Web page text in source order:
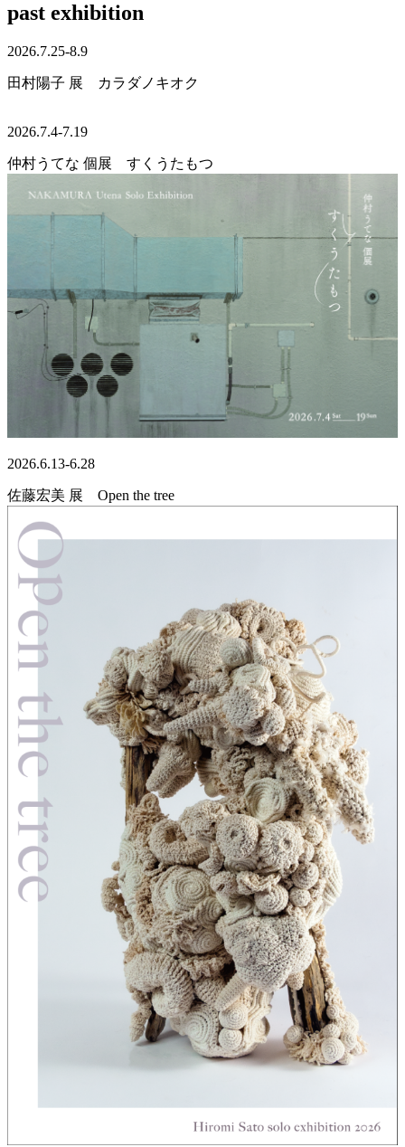
past exhibition
2026.7.25-8.9
田村陽子 展 カラダノキオク
2026.7.4-7.19
仲村うてな 個展 すくうたもつ
2026.6.13-6.28
佐藤宏美 展 Open the tree